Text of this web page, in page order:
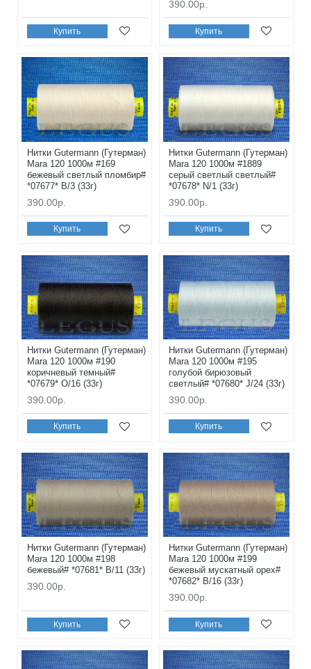
Купить
390.00р.
Купить
Нитки Gutermann (Гутерман)
Mara 120 1000м #169
бежевый светлый пломбир#
*07677* B/3 (33г)
390.00р.
Купить
Нитки Gutermann (Гутерман)
Mara 120 1000м #1889
серый светлый светлый#
*07678* N/1 (33г)
390.00р.
Купить
Нитки Gutermann (Гутерман)
Mara 120 1000м #190
коричневый темный#
*07679* O/16 (33г)
390.00р.
Купить
Нитки Gutermann (Гутерман)
Mara 120 1000м #195
голубой бирюзовый
светлый# *07680* J/24 (33г)
390.00р.
Купить
Нитки Gutermann (Гутерман)
Mara 120 1000м #198
бежевый# *07681* B/11 (33г)
390.00р.
Купить
Нитки Gutermann (Гутерман)
Mara 120 1000м #199
бежевый мускатный орех#
*07682* B/16 (33г)
390.00р.
Купить